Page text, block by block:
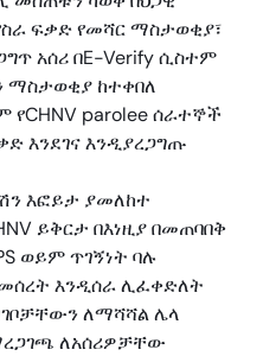
ፍቃድ የመሻር ማስታወቂያ፣
አሰሪ በE-Verify ሲስተም
ማስታወቂያ ከተቀበለ
parolee ሰራተኞች
እንደገና እንዲያረጋግጡ
እፎይታ ያመለከተ
ይቅርታ በእነዚያ በመጠባበቅ
ወይም ጥገኝነት ባሉ
እንዲሰራ ሊፈቀድለት
ለማሻሻል ሌላ
ለአሰሪዎቻቸው